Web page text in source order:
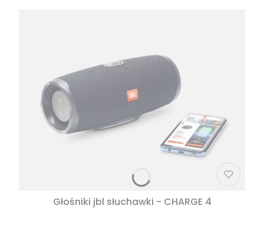
Głośniki jbl słuchawki - CHARGE 4